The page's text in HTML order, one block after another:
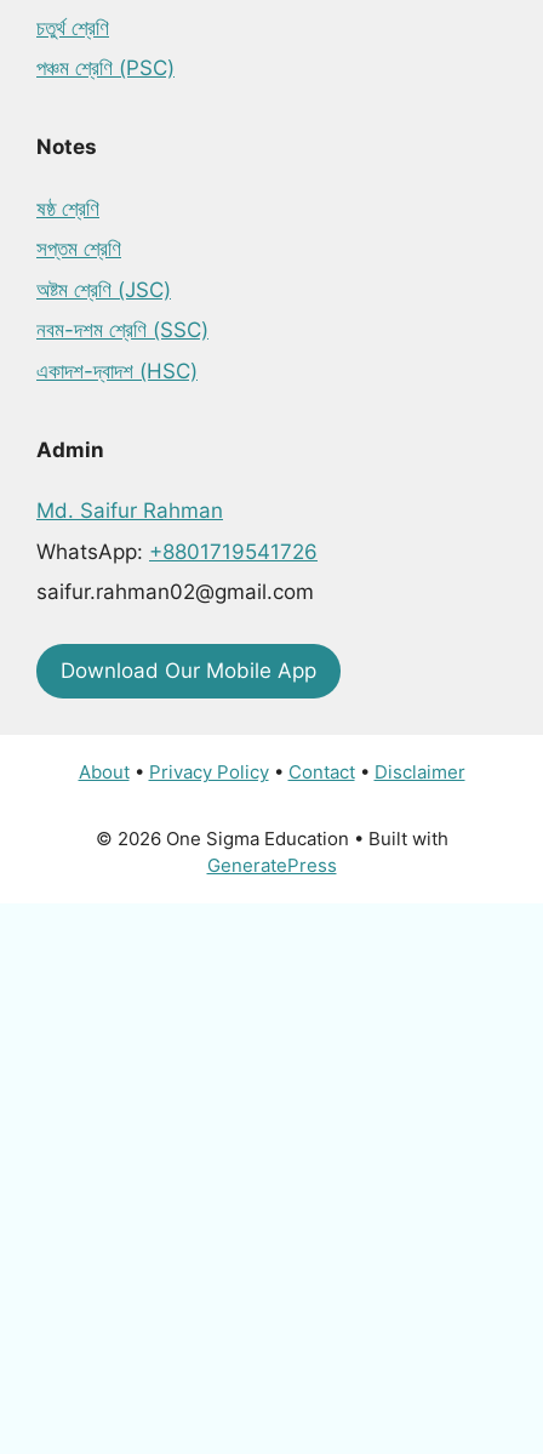
চতুর্থ শ্রেণি
পঞ্চম শ্রেণি (PSC)
Notes
ষষ্ঠ শ্রেণি
সপ্তম শ্রেণি
অষ্টম শ্রেণি (JSC)
নবম-দশম শ্রেণি (SSC)
একাদশ-দ্বাদশ (HSC)
Admin
Md. Saifur Rahman
WhatsApp: +8801719541726
saifur.rahman02@gmail.com
Download Our Mobile App
About• Privacy Policy• Contact• Disclaimer
© 2026 One Sigma Education • Built with
GeneratePress